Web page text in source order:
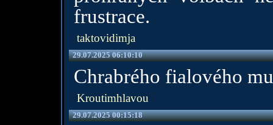
frustrace.
taktovidimja
29.07.2025 06:10:10
Chrabrého fialového
Kroutimhlavou
29.07.2025 00:15:18